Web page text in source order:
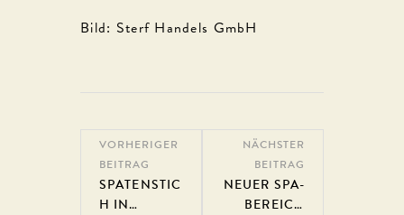
Bild: Sterf Handels GmbH
VORHERIGER
BEITRAG
SPATENSTIC
H IN
NÄCHSTER
BEITRAG
NEUER SPA-
BEREICH